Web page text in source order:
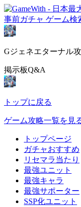
事前ガチャ ゲーム検
Gジェネエターナル
掲示板Q&A
トップに戻る
ゲーム攻略一覧を見
トップページ
ガチャおすすめ
リセマラ当たり
最強ユニット
最強キャラ
最強サポーター
SSP化ユニット